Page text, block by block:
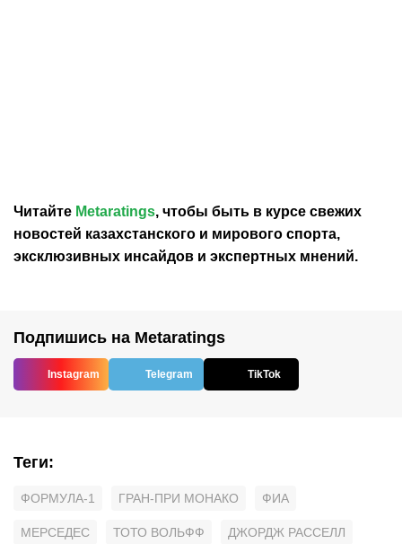
Читайте Metaratings, чтобы быть в курсе свежих
новостей казахстанского и мирового спорта,
эксклюзивных инсайдов и экспертных мнений.
Подпишись на Metaratings
Instagram Telegram TikTok
Теги:
ФОРМУЛА-1 ГРАН-ПРИ МОНАКО ФИА
МЕРСЕДЕС ТОТО ВОЛЬФФ ДЖОРДЖ РАССЕЛЛ